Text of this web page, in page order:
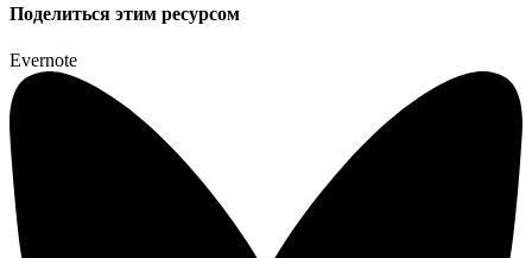
Поделиться этим ресурсом
Evernote